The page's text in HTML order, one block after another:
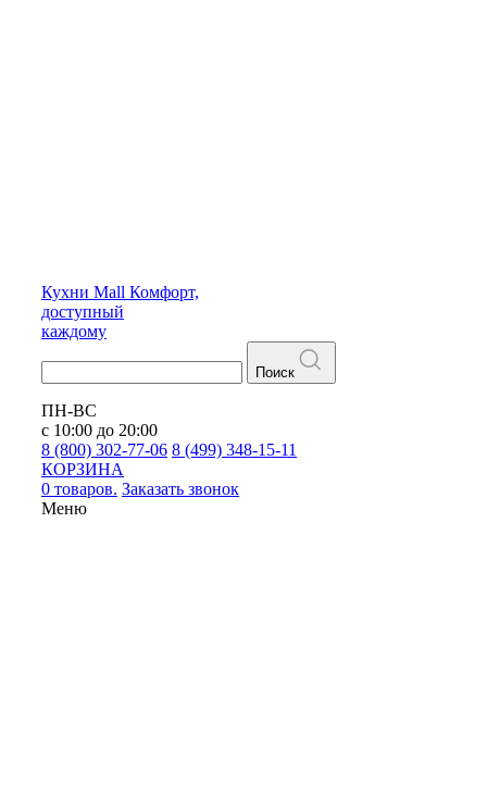
Кухни Mall Комфорт,
доступный
каждому
Поиск
ПН-ВС
с 10:00 до 20:00
8 (800) 302-77-06 8 (499) 348-15-11
КОРЗИНА
0 товаров. Заказать звонок
Меню